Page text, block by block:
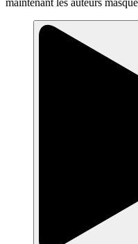
maintenant les auteurs